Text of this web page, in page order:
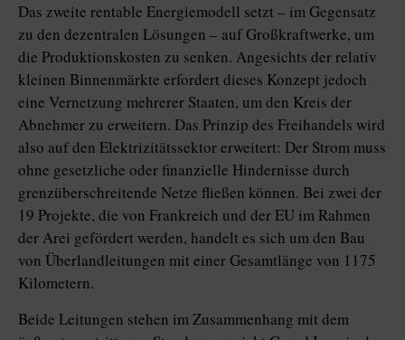
Das zweite rentable Energiemodell setzt – im Gegensatz
zu den dezentralen Lösungen – auf Großkraftwerke, um
die Produktionskosten zu senken. Angesichts der relativ
kleinen Binnenmärkte erfordert dieses Konzept jedoch
eine Vernetzung mehrerer Staaten, um den Kreis der
Abnehmer zu erweitern. Das Prinzip des Freihandels wird
also auf den Elektrizitätssektor erweitert: Der Strom muss
ohne gesetzliche oder finanzielle Hindernisse durch
grenzüberschreitende Netze fließen können. Bei zwei der
19 Projekte, die von Frankreich und der EU im Rahmen
der Arei gefördert werden, handelt es sich um den Bau
von Überlandleitungen mit einer Gesamtlänge von 1175
Kilometern.
Beide Leitungen stehen im Zusammenhang mit dem